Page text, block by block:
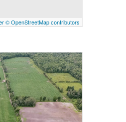
© OpenStreetMap contributors